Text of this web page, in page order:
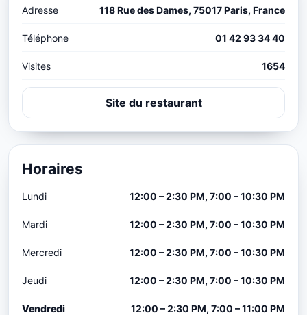
Adresse 118 Rue des Dames, 75017 Paris, France
Téléphone 01 42 93 34 40
Visites 1654
Site du restaurant
Horaires
Lundi 12:00 – 2:30 PM, 7:00 – 10:30 PM
Mardi 12:00 – 2:30 PM, 7:00 – 10:30 PM
Mercredi 12:00 – 2:30 PM, 7:00 – 10:30 PM
Jeudi 12:00 – 2:30 PM, 7:00 – 10:30 PM
Vendredi 12:00 – 2:30 PM, 7:00 – 11:00 PM